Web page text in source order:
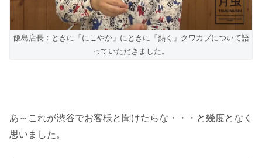
飯島店長：ときに「にこやか」にときに「熱く」クワカブについて語
っていただきました。
あ～これが渋谷でお客様と聞けたらな・・・と幾度となく
思いました。